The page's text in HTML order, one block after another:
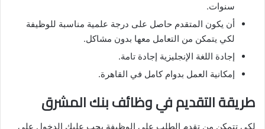
سنوات.
أن يكون المتقدم حاصل على درجة علمية مناسبة للوظيفة
لكي يتمكن من التعامل معها بدون مشاكل.
إجادة اللغة الإنجليزية إجادة تامة.
إمكانية العمل بدوام كامل في القاهرة.
طريقة التقديم في وظائف بنك المشرق
لكي تتمكن من تقدم الطلب على الوظيفة يجب عليك الدخول على